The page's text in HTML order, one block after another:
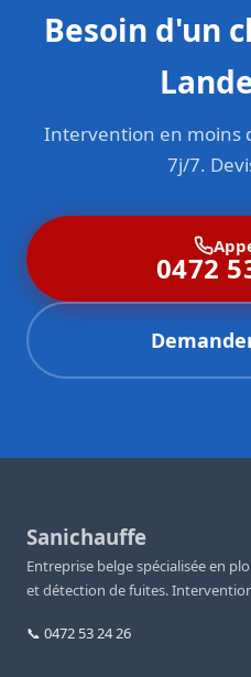
Besoin d'un
Intervention en moins
7j/7.
0472
Sanichauffe
Entreprise belge spécialisée en
et détection de fuites.
📞 0472 53 24 26